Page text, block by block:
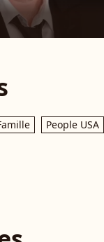
People USA